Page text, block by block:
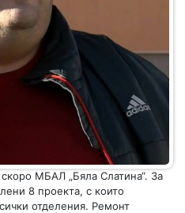
МБАЛ „Бяла Слатина“. За
8 проекта, с които
отделения. Ремонт